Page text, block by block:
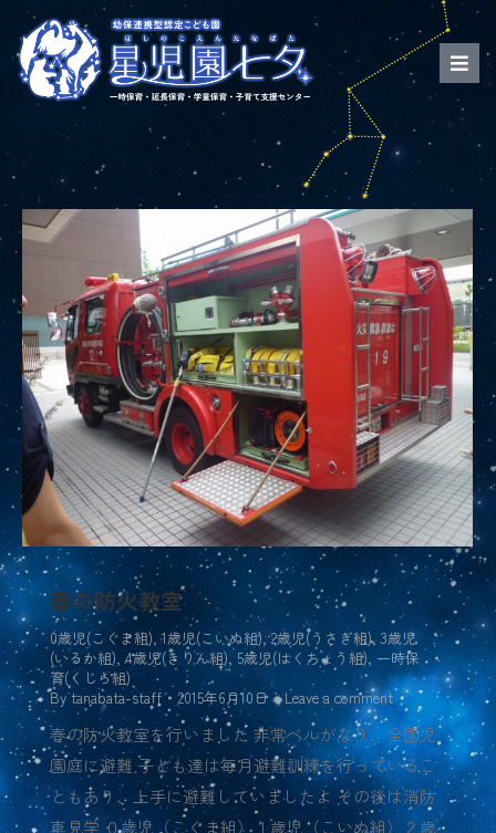
春の防火教室
0歳児(こぐま組),1歳児(こいぬ組),2歳児(うさぎ組), 3歳児
(いるか組),4歳児(きりん組), 5歳児(はくちょう組), 一時保
育(くじら組)
Bytanabata-staff 2015年6月10日 Leave a comment
春の防火教室を行いました 非常ベルがなり、全園児
園庭に避難 子ども達は毎月避難訓練を行っているこ
ともあり、上手に避難していましたよ その後は消防
車見学 ０歳児（こぐま組）１歳児（こいぬ組）２歳